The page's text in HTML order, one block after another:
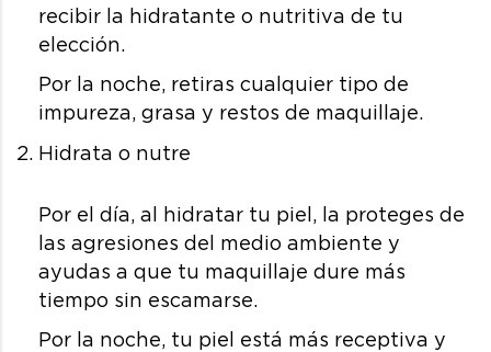
recibir la hidratante o nutritiva de tu
elección.
Por la noche, retiras cualquier tipo de
impureza, grasa y restos de maquillaje.
2. Hidrata o nutre
Por el día, al hidratar tu piel, la proteges de
las agresiones del medio ambiente y
ayudas a que tu maquillaje dure más
tiempo sin escamarse.
Por la noche, tu piel está más receptiva y